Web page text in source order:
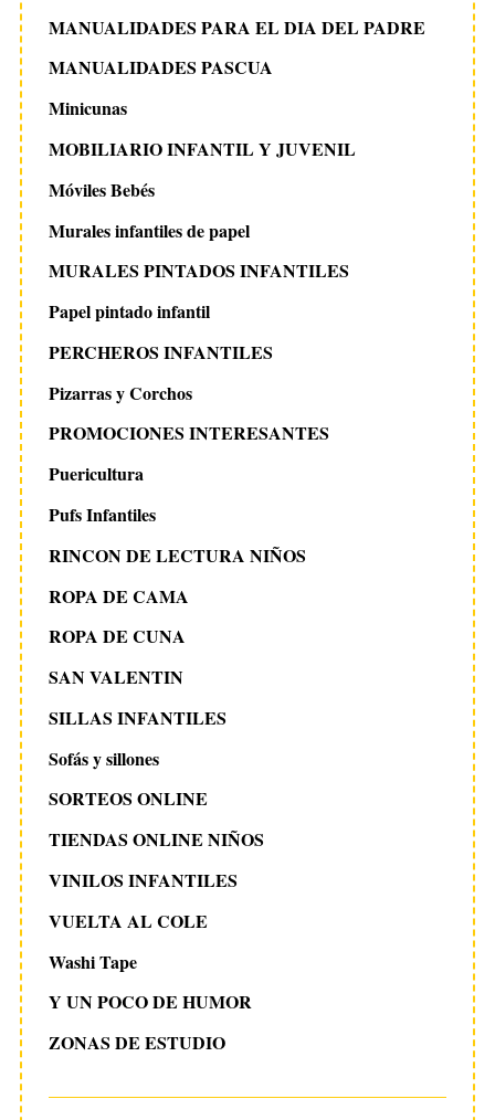
MANUALIDADES PARA EL DIA DEL PADRE
MANUALIDADES PASCUA
Minicunas
MOBILIARIO INFANTIL Y JUVENIL
Móviles Bebés
Murales infantiles de papel
MURALES PINTADOS INFANTILES
Papel pintado infantil
PERCHEROS INFANTILES
Pizarras y Corchos
PROMOCIONES INTERESANTES
Puericultura
Pufs Infantiles
RINCON DE LECTURA NIÑOS
ROPA DE CAMA
ROPA DE CUNA
SAN VALENTIN
SILLAS INFANTILES
Sofás y sillones
SORTEOS ONLINE
TIENDAS ONLINE NIÑOS
VINILOS INFANTILES
VUELTA AL COLE
Washi Tape
Y UN POCO DE HUMOR
ZONAS DE ESTUDIO